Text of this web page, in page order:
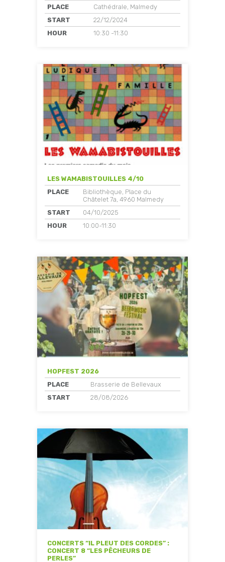
PLACE
Cathédrale, Malmedy
START
22/12/2024
HOUR
10:30 -11:30
LES WAMABISTOUILLES 4/10
PLACE
Bibliothèque, Place du
Châtelet 7a, 4960 Malmedy
START
04/10/2025
HOUR
10:00-11:30
HOPFEST 2026
PLACE
Brasserie de Bellevaux
START
28/08/2026
CONCERTS “IL PLEUT DES CORDES” :
CONCERT 8 “LES PÊCHEURS DE
PERLES”